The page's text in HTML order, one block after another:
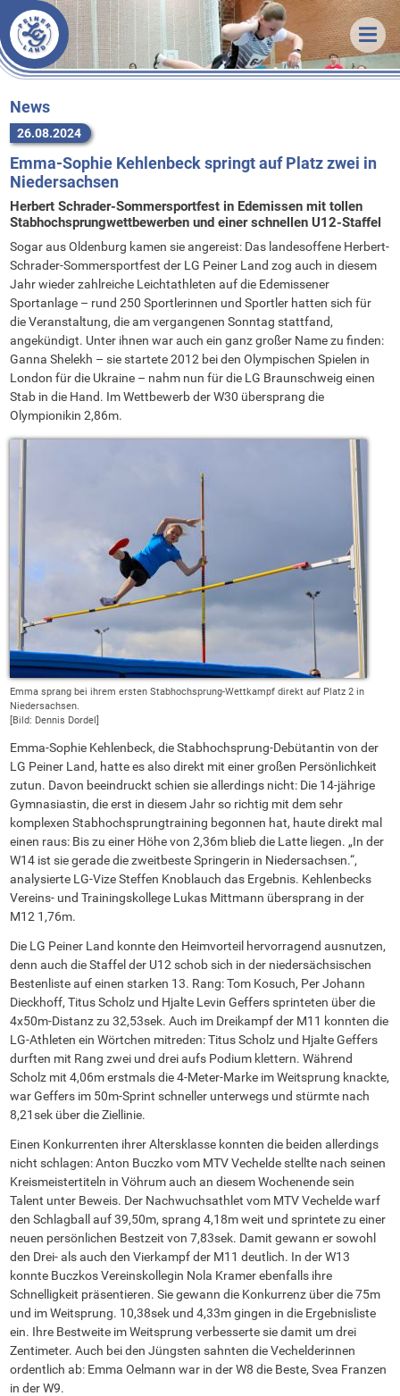
Veranstaltungen
Termine & Ergebnisse
Organisatorisches
News
Training
Sportstätten
Athleten
Vorstand
Stammvereine
Bekleidung
Unsere Arbeit
Vorstand
Mitgliedschaft
Sponsoren
Statistik
Erfolge
Bestenlisten
Rekorde
Downloads
Links
FAQ
Kontakt
Anfahrt
News
26.08.2024
Emma-Sophie Kehlenbeck springt auf Platz zwei in
Niedersachsen
Herbert Schrader-Sommersportfest in Edemissen mit tollen
Stabhochsprungwettbewerben und einer schnellen U12-Staffel
Sogar aus Oldenburg kamen sie angereist: Das landesoffene Herbert-
Schrader-Sommersportfest der LG Peiner Land zog auch in diesem
Jahr wieder zahlreiche Leichtathleten auf die Edemissener
Sportanlage – rund 250 Sportlerinnen und Sportler hatten sich für
die Veranstaltung, die am vergangenen Sonntag stattfand,
angekündigt. Unter ihnen war auch ein ganz großer Name zu finden:
Ganna Shelekh – sie startete 2012 bei den Olympischen Spielen in
London für die Ukraine – nahm nun für die LG Braunschweig einen
Stab in die Hand. Im Wettbewerb der W30 übersprang die
Olympionikin 2,86m.
Emma sprang bei ihrem ersten Stabhochsprung-Wettkampf direkt auf Platz 2 in
Niedersachsen.
[Bild: Dennis Dordel]
Emma-Sophie Kehlenbeck, die Stabhochsprung-Debütantin von der
LG Peiner Land, hatte es also direkt mit einer großen Persönlichkeit
zutun. Davon beeindruckt schien sie allerdings nicht: Die 14-jährige
Gymnasiastin, die erst in diesem Jahr so richtig mit dem sehr
komplexen Stabhochsprungtraining begonnen hat, haute direkt mal
einen raus: Bis zu einer Höhe von 2,36m blieb die Latte liegen. „In der
W14 ist sie gerade die zweitbeste Springerin in Niedersachsen.“,
analysierte LG-Vize Steffen Knoblauch das Ergebnis. Kehlenbecks
Vereins- und Trainingskollege Lukas Mittmann übersprang in der
M12 1,76m.
Die LG Peiner Land konnte den Heimvorteil hervorragend ausnutzen,
denn auch die Staffel der U12 schob sich in der niedersächsischen
Bestenliste auf einen starken 13. Rang: Tom Kosuch, Per Johann
Dieckhoff, Titus Scholz und Hjalte Levin Geffers sprinteten über die
4x50m-Distanz zu 32,53sek. Auch im Dreikampf der M11 konnten die
LG-Athleten ein Wörtchen mitreden: Titus Scholz und Hjalte Geffers
durften mit Rang zwei und drei aufs Podium klettern. Während
Scholz mit 4,06m erstmals die 4-Meter-Marke im Weitsprung knackte,
war Geffers im 50m-Sprint schneller unterwegs und stürmte nach
8,21sek über die Ziellinie.
Einen Konkurrenten ihrer Altersklasse konnten die beiden allerdings
nicht schlagen: Anton Buczko vom MTV Vechelde stellte nach seinen
Kreismeistertiteln in Vöhrum auch an diesem Wochenende sein
Talent unter Beweis. Der Nachwuchsathlet vom MTV Vechelde warf
den Schlagball auf 39,50m, sprang 4,18m weit und sprintete zu einer
neuen persönlichen Bestzeit von 7,83sek. Damit gewann er sowohl
den Drei- als auch den Vierkampf der M11 deutlich. In der W13
konnte Buczkos Vereinskollegin Nola Kramer ebenfalls ihre
Schnelligkeit präsentieren. Sie gewann die Konkurrenz über die 75m
und im Weitsprung. 10,38sek und 4,33m gingen in die Ergebnisliste
ein. Ihre Bestweite im Weitsprung verbesserte sie damit um drei
Zentimeter. Auch bei den Jüngsten sahnten die Vechelderinnen
ordentlich ab: Emma Oelmann war in der W8 die Beste, Svea Franzen
in der W9.